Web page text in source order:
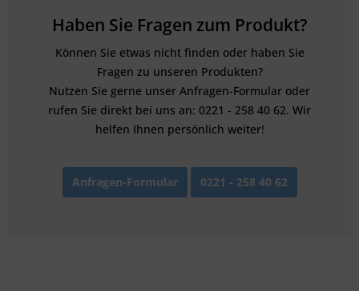
Haben Sie Fragen zum Produkt?
Können Sie etwas nicht finden oder haben Sie
Fragen zu unseren Produkten?
Nutzen Sie gerne unser Anfragen-Formular oder
rufen Sie direkt bei uns an: 0221 - 258 40 62. Wir
helfen Ihnen persönlich weiter!
Anfragen-Formular 0221 - 258 40 62